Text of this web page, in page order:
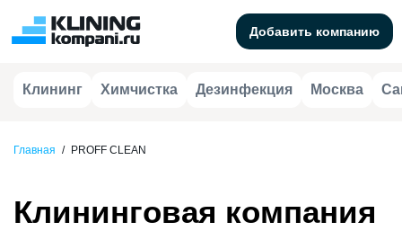
Клининг Химчистка Дезинфекция Москва
Добавить компанию
Главная / PROFF CLEAN
Клининговая компания